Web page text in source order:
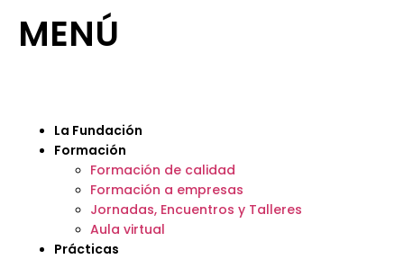
MENÚ
La Fundación
Formación
Formación de calidad
Formación a empresas
Jornadas, Encuentros y Talleres
Aula virtual
Prácticas